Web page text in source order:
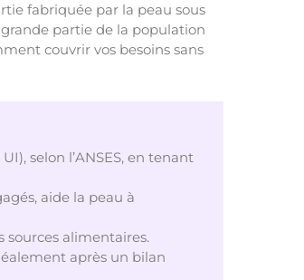
fabriquée par la peau sous
grande partie de la population
couvrir vos besoins sans
selon l’ANSES, en tenant
aide la peau à
sources alimentaires.
après un bilan